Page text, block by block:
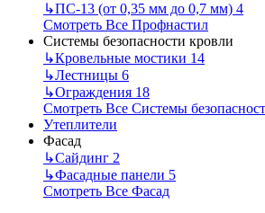
↳ПС-13 (от 0,35 мм до 0,7 мм) 4
Смотреть Все Профнастил
Системы безопасности кровли
↳Кровельные мостики 14
↳Лестницы 6
↳Ограждения 18
Смотреть Все Системы
Утеплители
Фасад
↳Сайдинг 2
↳Фасадные панели 5
Смотреть Все Фасад